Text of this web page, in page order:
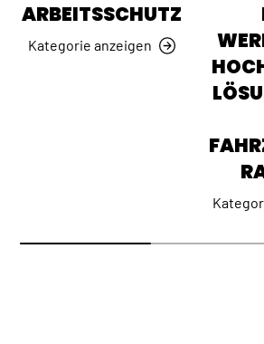
ARBEITSSCHUTZ
Kategorie anzeigen